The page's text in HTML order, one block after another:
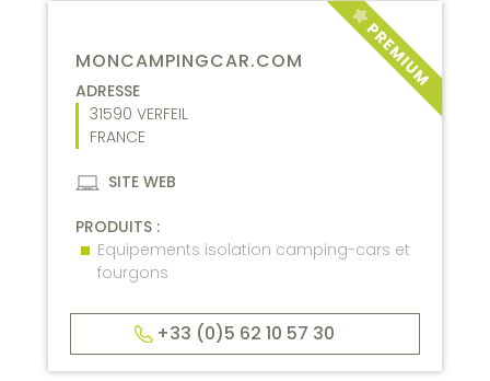
MONCAMPINGCAR.COM
ADRESSE
31590 VERFEIL
FRANCE
SITE WEB
PRODUITS :
Equipements isolation camping-cars et
fourgons
+33 (0)5 62 10 57 30